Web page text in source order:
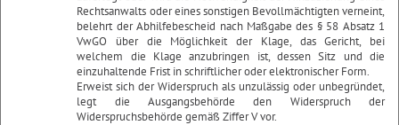
Rechtsanwalts oder eines sonstigen Bevollmächtigten verneint,
belehrt der Abhilfebescheid nach Maßgabe des § 58 Absatz 1
VwGO über die Möglichkeit der Klage, das Gericht, bei
welchem die Klage anzubringen ist, dessen Sitz und die
einzuhaltende Frist in schriftlicher oder elektronischer Form.
Erweist sich der Widerspruch als unzulässig oder unbegründet,
legt die Ausgangsbehörde den Widerspruch der
Widerspruchsbehörde gemäß Ziffer V vor.